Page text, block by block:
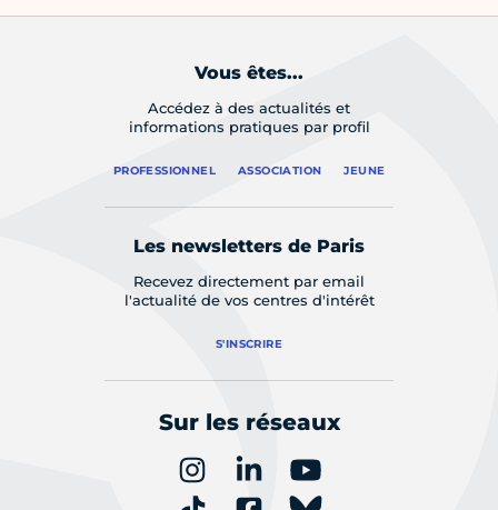
Vous êtes...
Accédez à des actualités et
informations pratiques par profil
PROFESSIONNEL ASSOCIATION JEUNE
Les newsletters de Paris
Recevez directement par email
l'actualité de vos centres d'intérêt
S'INSCRIRE
Sur les réseaux